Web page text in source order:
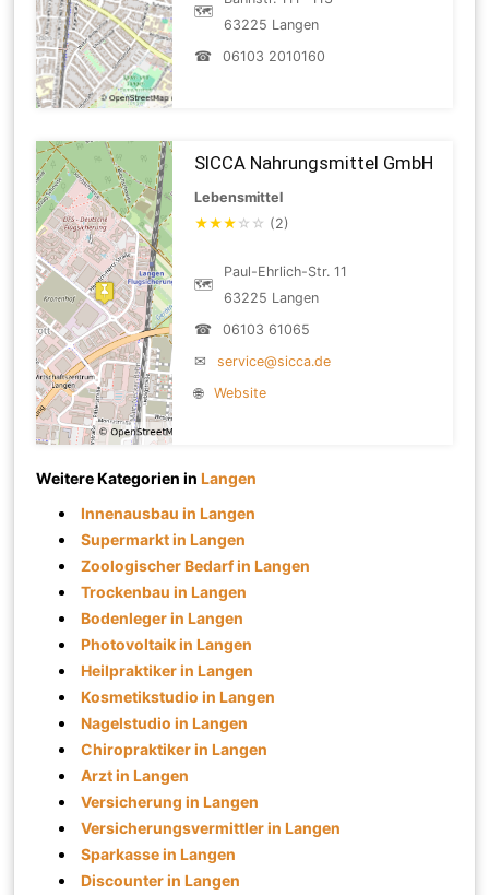
🗺
63225 Langen
☎
06103 2010160
SICCA Nahrungsmittel GmbH
Lebensmittel
★★★ ☆ ☆ (2)
🗺
Paul-Ehrlich-Str. 11
63225 Langen
☎
06103 61065
✉
service@sicca.de
🌐
Website
Weitere Kategorien inLangen
Innenausbau in Langen
Supermarkt in Langen
Zoologischer Bedarf in Langen
Trockenbau in Langen
Bodenleger in Langen
Photovoltaik in Langen
Heilpraktiker in Langen
Kosmetikstudio in Langen
Nagelstudio in Langen
Chiropraktiker in Langen
Arzt in Langen
Versicherung in Langen
Versicherungsvermittler in Langen
Sparkasse in Langen
Discounter in Langen